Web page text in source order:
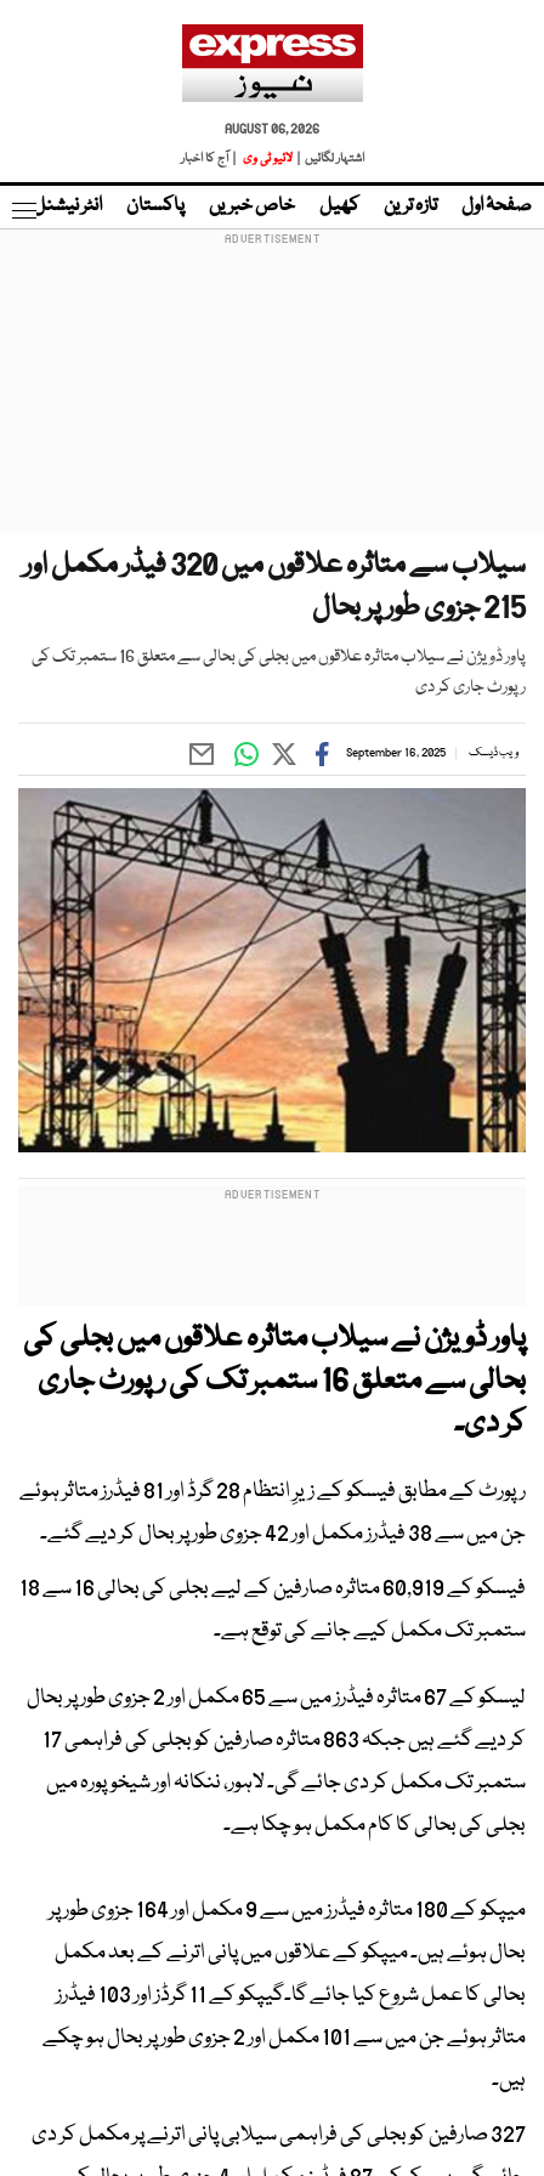
AUGUST 06, 2026
اشتہار لگائیں |
لائیو ٹی وی | آج کا اخبار
صفحۂ اول تازہ ترین کھیل خاص خبریں پاکستان انٹر نیشنل
سیلاب سے متاثرہ علاقوں میں 320 فیڈر مکمل اور
215 جزوی طور پر بحال
پاور ڈویژن نے سیلاب متاثرہ علاقوں میں بجلی کی بحالی سے متعلق 16 ستمبر تک کی
رپورٹ جاری کر دی
ویب ڈیسک September 16, 2025
پاور ڈویژن نے سیلاب متاثرہ علاقوں میں بجلی کی
بحالی سے متعلق 16 ستمبر تک کی رپورٹ جاری
کر دی۔
رپورٹ کے مطابق فیسکو کے زیرِ انتظام 28 گرڈ اور 81 فیڈرز متاثر ہوئے
جن میں سے 38 فیڈرز مکمل اور 42 جزوی طور پر بحال کر دیے گئے۔
فیسکو کے 60,919 متاثرہ صارفین کے لیے بجلی کی بحالی 16 سے 18
ستمبر تک مکمل کیے جانے کی توقع ہے۔
لیسکو کے 67 متاثرہ فیڈرز میں سے 65 مکمل اور 2 جزوی طور پر بحال
کر دیے گئے ہیں جبکہ 863 متاثرہ صارفین کو بجلی کی فراہمی 17
ستمبر تک مکمل کر دی جائے گی۔ لاہور، ننکانہ اور شیخوپورہ میں
بجلی کی بحالی کا کام مکمل ہو چکا ہے۔
میپکو کے 180 متاثرہ فیڈرز میں سے 9 مکمل اور 164 جزوی طور پر
بحال ہوئے ہیں۔ میپکو کے علاقوں میں پانی اترنے کے بعد مکمل
بحالی کا عمل شروع کیا جائے گا۔گیپکو کے 11 گرڈز اور 103 فیڈرز
متاثر ہوئے جن میں سے 101 مکمل اور 2 جزوی طور پر بحال ہو چکے
ہیں۔
327 صارفین کو بجلی کی فراہمی سیلابی پانی اترنے پر مکمل کر دی